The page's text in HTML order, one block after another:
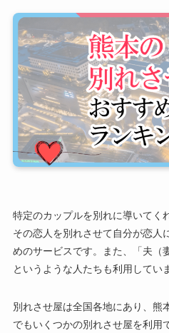
特定のカップルを別れに導いてく
その恋人を別れさせて自分が恋人
めのサービスです。また、「夫（
というような人たちも利用してい
別れさせ屋は全国各地にあり、熊
でもいくつかの別れさせ屋を利用